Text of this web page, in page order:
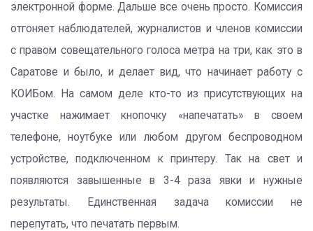
электронной форме. Дальше все очень просто. Комиссия
отгоняет наблюдателей, журналистов и членов комиссии
с правом совещательного голоса метра на три, как это в
Саратове и было, и делает вид, что начинает работу с
КОИБом. На самом деле кто-то из присутствующих на
участке нажимает кнопочку «напечатать» в своем
телефоне, ноутбуке или любом другом беспроводном
устройстве, подключенном к принтеру. Так на свет и
появляются завышенные в 3-4 раза явки и нужные
результаты. Единственная задача комиссии не
перепутать, что печатать первым.